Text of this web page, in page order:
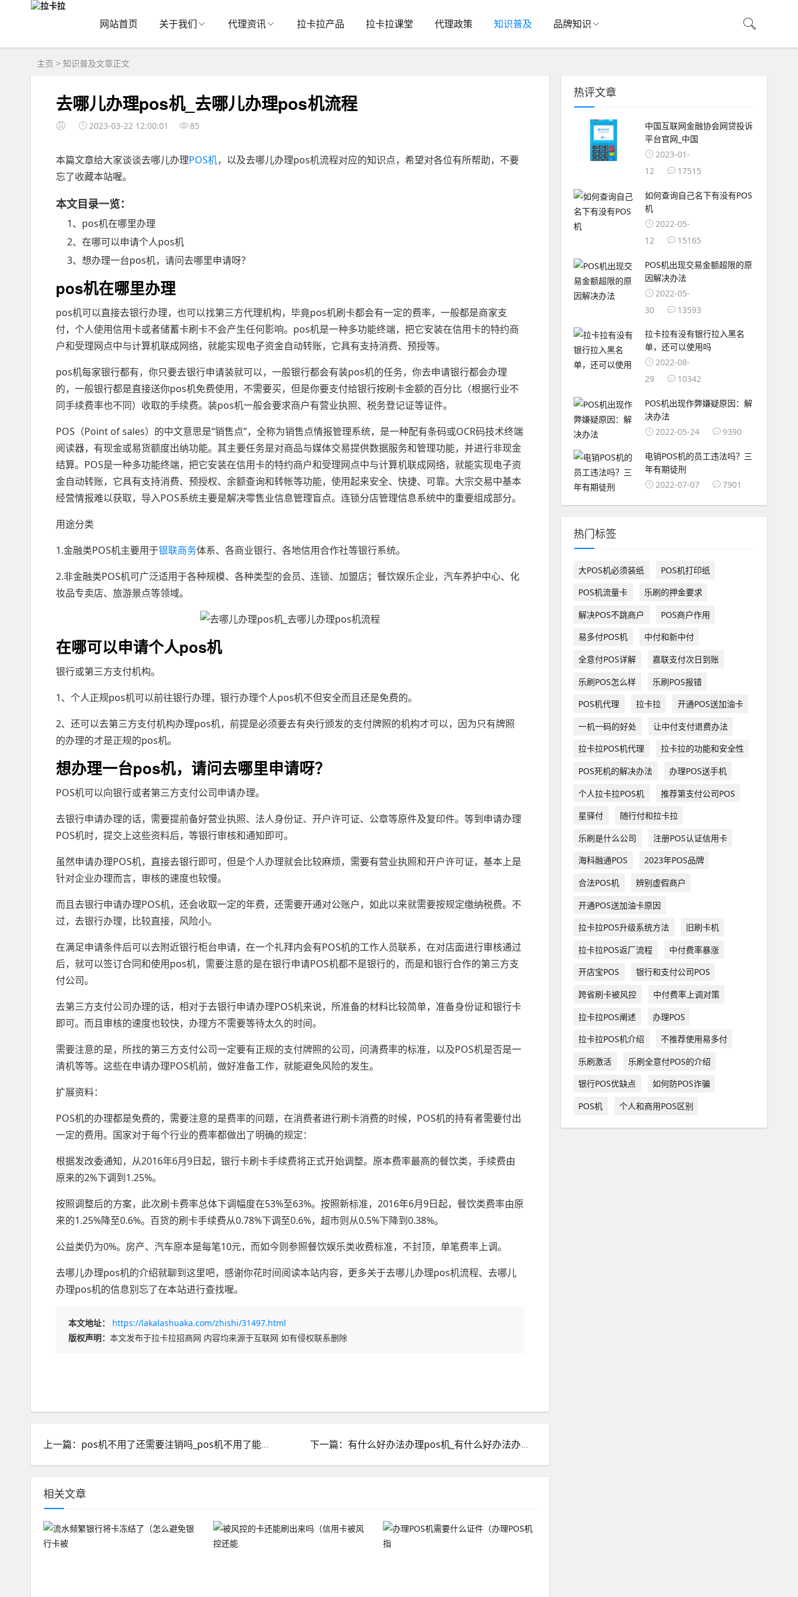
网站首页 关于我们 代理资讯 拉卡拉产品 拉卡拉课堂 代理政策 知识普及 品牌知识
主页 > 知识普及文章正文
去哪儿办理pos机_去哪儿办理pos机流程
2023-03-22 12:00:01 85
本篇文章给大家谈谈去哪儿办理POS机，以及去哪儿办理pos机流程对应的知识点，希望对各位有所帮助，不要
忘了收藏本站喔。
本文目录一览：
1、pos机在哪里办理
2、在哪可以申请个人pos机
3、想办理一台pos机，请问去哪里申请呀？
pos机在哪里办理
pos机可以直接去银行办理，也可以找第三方代理机构，毕竟pos机刷卡都会有一定的费率，一般都是商家支
付，个人使用信用卡或者储蓄卡刷卡不会产生任何影响。pos机是一种多功能终端，把它安装在信用卡的特约商
户和受理网点中与计算机联成网络，就能实现电子资金自动转账，它具有支持消费、预授等。
pos机每家银行都有，你只要去银行申请装就可以，一般银行都会有装pos机的任务，你去申请银行都会办理
的，一般银行都是直接送你pos机免费使用，不需要买，但是你要支付给银行按刷卡金额的百分比（根据行业不
同手续费率也不同）收取的手续费。装pos机一般会要求商户有营业执照、税务登记证等证件。
POS（Point of sales）的中文意思是“销售点”，全称为销售点情报管理系统，是一种配有条码或OCR码技术终端
阅读器，有现金或易货额度出纳功能。其主要任务是对商品与媒体交易提供数据服务和管理功能，并进行非现金
结算。POS是一种多功能终端，把它安装在信用卡的特约商户和受理网点中与计算机联成网络，就能实现电子资
金自动转账，它具有支持消费、预授权、余额查询和转帐等功能，使用起来安全、快捷、可靠。大宗交易中基本
经营情报难以获取，导入POS系统主要是解决零售业信息管理盲点。连锁分店管理信息系统中的重要组成部分。
用途分类
1.金融类POS机主要用于银联商务体系、各商业银行、各地信用合作社等银行系统。
2.非金融类POS机可广泛适用于各种规模、各种类型的会员、连锁、加盟店；餐饮娱乐企业，汽车养护中心、化
妆品专卖店、旅游景点等领域。
在哪可以申请个人pos机
银行或第三方支付机构。
1、个人正规pos机可以前往银行办理，银行办理个人pos机不但安全而且还是免费的。
2、还可以去第三方支付机构办理pos机，前提是必须要去有央行颁发的支付牌照的机构才可以，因为只有牌照
的办理的才是正规的pos机。
想办理一台pos机，请问去哪里申请呀？
POS机可以向银行或者第三方支付公司申请办理。
去银行申请办理的话，需要提前备好营业执照、法人身份证、开户许可证、公章等原件及复印件。等到申请办理
POS机时，提交上这些资料后，等银行审核和通知即可。
虽然申请办理POS机，直接去银行即可，但是个人办理就会比较麻烦，需要有营业执照和开户许可证，基本上是
针对企业办理而言，审核的速度也较慢。
而且去银行申请办理POS机，还会收取一定的年费，还需要开通对公账户，如此以来就需要按规定缴纳税费。不
过，去银行办理，比较直接，风险小。
在满足申请条件后可以去附近银行柜台申请，在一个礼拜内会有POS机的工作人员联系，在对店面进行审核通过
后，就可以签订合同和使用pos机，需要注意的是在银行申请POS机都不是银行的，而是和银行合作的第三方支
付公司。
去第三方支付公司办理的话，相对于去银行申请办理POS机来说，所准备的材料比较简单，准备身份证和银行卡
即可。而且审核的速度也较快，办理方不需要等待太久的时间。
需要注意的是，所找的第三方支付公司一定要有正规的支付牌照的公司，问清费率的标准，以及POS机是否是一
清机等等。这些在申请办理POS机前，做好准备工作，就能避免风险的发生。
扩展资料：
POS机的办理都是免费的，需要注意的是费率的问题，在消费者进行刷卡消费的时候，POS机的持有者需要付出
一定的费用。国家对于每个行业的费率都做出了明确的规定：
根据发改委通知，从2016年6月9日起，银行卡刷卡手续费将正式开始调整。原本费率最高的餐饮类，手续费由
原来的2%下调到1.25%。
按照调整后的方案，此次刷卡费率总体下调幅度在53%至63%。按照新标准，2016年6月9日起，餐饮类费率由原
来的1.25%降至0.6%。百货的刷卡手续费从0.78%下调至0.6%，超市则从0.5%下降到0.38%。
公益类仍为0%。房产、汽车原本是每笔10元，而如今则参照餐饮娱乐类收费标准，不封顶，单笔费率上调。
去哪儿办理pos机的介绍就聊到这里吧，感谢你花时间阅读本站内容，更多关于去哪儿办理pos机流程、去哪儿
办理pos机的信息别忘了在本站进行查找喔。
本文地址：
https://lakalashuaka.com/zhishi/31497.html
版权声明： 本文发布于拉卡拉招商网 内容均来源于互联网 如有侵权联系删除
上一篇：pos机不用了还需要注销吗_pos机不用了能注销吗 下一篇：有什么好办法办理pos机_有什么好办法办理pos机吗
相关文章
热评文章
中国互联网金融协会网贷投诉
平台官网_中国
2023-01-
12
17515
如何查询自己名下有没有POS
机
2022-05-
12
15165
POS机出现交易金额超限的原
因解决办法
2022-05-
30
13593
拉卡拉有没有银行拉入黑名
单，还可以使用吗
2022-08-
29
10342
POS机出现作弊嫌疑原因：解
决办法
2022-05-24
9390
电销POS机的员工违法吗？三
年有期徒刑
2022-07-07
7901
热门标签
大POS机必须装纸
POS机打印纸
POS机流量卡
乐刷的押金要求
解决POS不跳商户
POS商户作用
易多付POS机
中付和新中付
全意付POS详解
嘉联支付次日到账
乐刷POS怎么样
乐刷POS报错
POS机代理
拉卡拉
开通POS送加油卡
一机一码的好处
让中付支付退费办法
拉卡拉POS机代理
拉卡拉的功能和安全性
POS死机的解决办法
办理POS送手机
个人拉卡拉POS机
推荐第支付公司POS
星驿付
随行付和拉卡拉
乐刷是什么公司
注册POS认证信用卡
海科融通POS
2023年POS品牌
合法POS机
辨别虚假商户
开通POS送加油卡原因
拉卡拉POS升级系统方法
旧刷卡机
拉卡拉POS返厂流程
中付费率暴涨
开店宝POS
银行和支付公司POS
跨省刷卡被风控
中付费率上调对策
拉卡拉POS阐述
办理POS
拉卡拉POS机介绍
不推荐使用易多付
乐刷激活
乐刷全意付POS的介绍
银行POS优缺点
如何防POS诈骗
POS机
个人和商用POS区别